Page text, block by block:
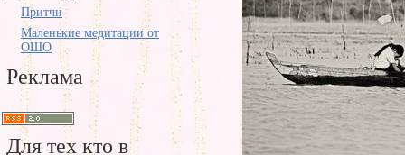
Притчи
Маленькие медитации от
ОШО
Реклама
Для тех кто в